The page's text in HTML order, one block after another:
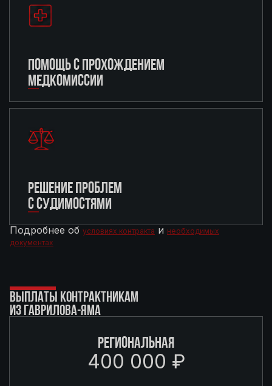
ПОМОЩЬ С ПРОХОЖДЕНИЕМ
МЕДКОМИССИИ
РЕШЕНИЕ ПРОБЛЕМ
С СУДИМОСТЯМИ
Подробнее об условиях контракта и необходимых
документах
ВЫПЛАТЫ КОНТРАКТНИКАМ
ИЗ ГАВРИЛОВА-ЯМА
РЕГИОНАЛЬНАЯ
400 000 ₽